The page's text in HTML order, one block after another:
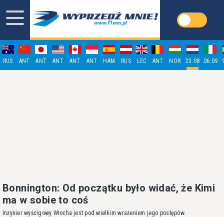
RUS ANT ANT ANT ANT ANT HAM RUS LEC ANT NOR 23.08 06.09
Bonnington: Od początku było widać, że Kimi
ma w sobie to coś
Inżynier wyścigowy Włocha jest pod wielkim wrażeniem jego postępów.